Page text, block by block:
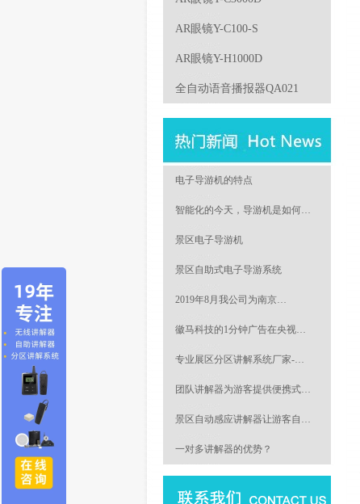
AR眼镜Y-C100-S
AR眼镜Y-H1000D
全自动语音播报器QA021
电子导游机的特点
智能化的今天，导游机是如何…
景区电子导游机
景区自助式电子导游系统
2019年8月我公司为南京…
徽马科技的1分钟广告在央视…
专业展区分区讲解系统厂家-…
团队讲解器为游客提供便携式…
景区自动感应讲解器让游客自…
一对多讲解器的优势？